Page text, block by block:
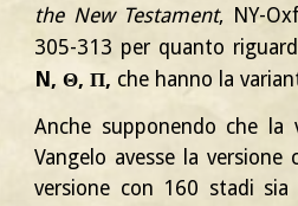
the New Testament, NY-
305-313 per quanto
N, Θ, П, che hanno la
Anche supponendo che la
Vangelo avesse la
versione con 160 stadi